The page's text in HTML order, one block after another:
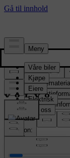
Presserom
location:
NO